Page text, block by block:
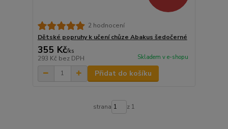
2 hodnocení
Dětské popruhy k učení chůze Abakus šedočerné
355 Kč/ks
293 Kč bez DPH Skladem v e-shopu
Přidat do košíku
strana z 1